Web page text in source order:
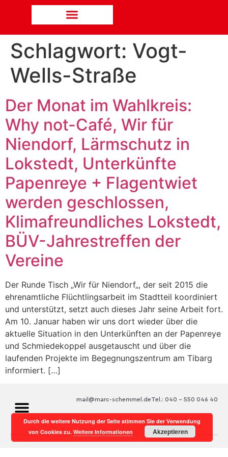
Schlagwort: Vogt-
Wells-Straße
Der Monat im Wahlkreis:
Why not-Café, Wir für
Niendorf, Lärmschutz in
Lokstedt, Unterkünfte
Papenreye + Flagentwiet
werden geschlossen,
Klimafreundliches Lokstedt,
BÜV-Jahrestreffen der
Vereine
Der Runde Tisch „Wir für Niendorf„, der seit 2015 die
ehrenamtliche Flüchtlingsarbeit im Stadtteil koordiniert
und unterstützt, setzt auch dieses Jahr seine Arbeit fort.
Am 10. Januar haben wir uns dort wieder über die
aktuelle Situation in den Unterkünften an der Papenreye
und Schmiedekoppel ausgetauscht und über die
laufenden Projekte im Begegnungszentrum am Tibarg
informiert. […]
Tel.: 040 – 550 046 40
mail@marc-schemmel.de
Durch die weitere Nutzung der Seite stimmen Sie der Verwendung
von Cookies zu.Weitere Informationen Akzeptieren